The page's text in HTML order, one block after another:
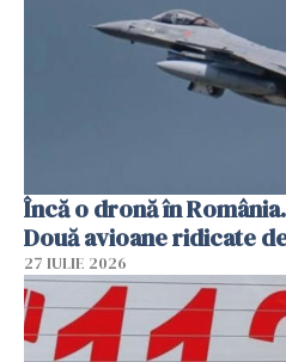
Încă o dronă în
Două avioane ridicate
27 IULIE 2026